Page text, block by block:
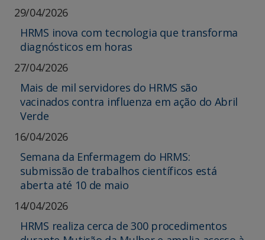
29/04/2026
HRMS inova com tecnologia que transforma
diagnósticos em horas
27/04/2026
Mais de mil servidores do HRMS são
vacinados contra influenza em ação do Abril
Verde
16/04/2026
Semana da Enfermagem do HRMS:
submissão de trabalhos científicos está
aberta até 10 de maio
14/04/2026
HRMS realiza cerca de 300 procedimentos